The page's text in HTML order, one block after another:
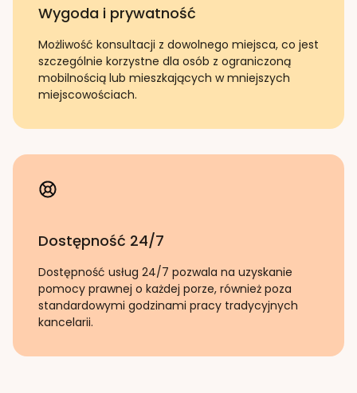
Wygoda i prywatność
Możliwość konsultacji z dowolnego miejsca, co jest
szczególnie korzystne dla osób z ograniczoną
mobilnością lub mieszkających w mniejszych
miejscowościach.
Dostępność 24/7
Dostępność usług 24/7 pozwala na uzyskanie
pomocy prawnej o każdej porze, również poza
standardowymi godzinami pracy tradycyjnych
kancelarii.